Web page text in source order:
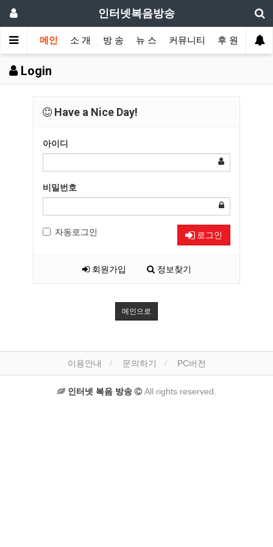
인터넷복음방송
메인 소 개 방 송 뉴 스 커뮤니티 후 원
Login
Have a Nice Day!
아이디
비밀번호
자동로그인 로그인
회원가입 정보찾기
메인으로
이용안내 문의하기 PC버전
인터넷 복음 방송 All rights reserved.